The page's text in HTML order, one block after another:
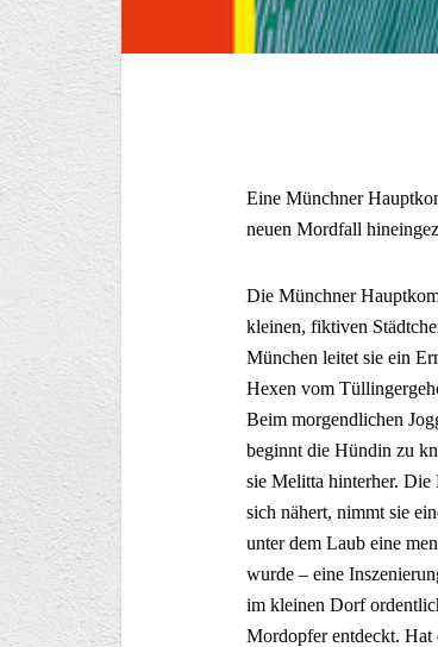
Eine Münchner
neuen Mordfall
Die Münchner
kleinen, fiktiven
München leitet sie ein
Hexen vom
Beim morgendlichen
beginnt die Hündin zu
sie Melitta hinterher. Die
sich nähert, nimmt sie
unter dem Laub eine
wurde – eine
im kleinen Dorf
Mordopfer entdeckt. Hat